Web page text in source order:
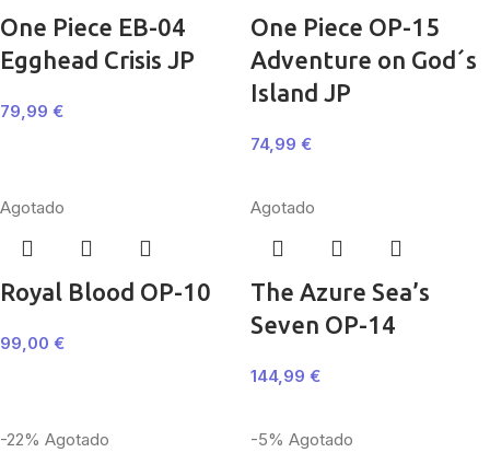
One Piece EB-04
Egghead Crisis JP
79,99 €
One Piece OP-15
Adventure on God´s
Island JP
74,99 €
Agotado
Royal Blood OP-10
99,00 €
Agotado
The Azure Sea’s
Seven OP-14
144,99 €
-22% Agotado -5% Agotado